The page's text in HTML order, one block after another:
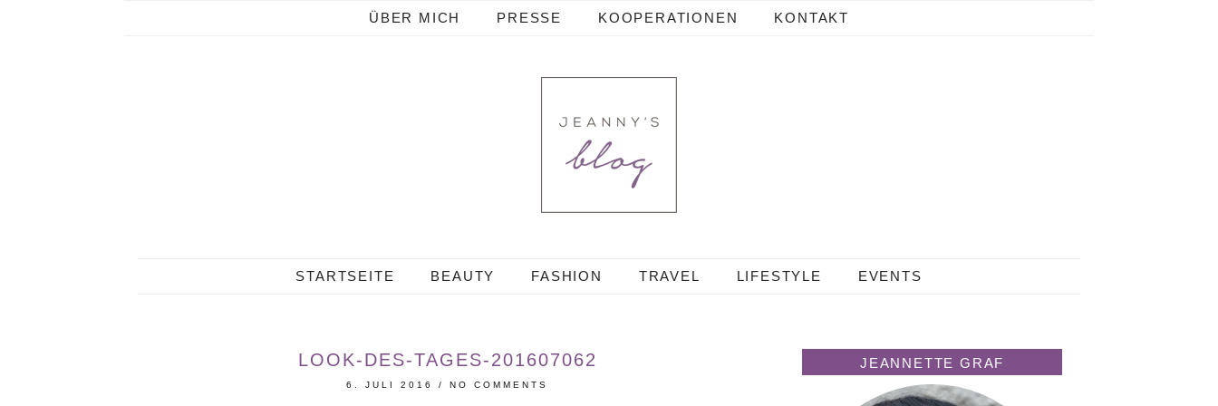
ÜBER MICH PRESSE KOOPERATIONEN KONTAKT
STARTSEITE BEAUTY FASHION TRAVEL LIFESTYLE EVENTS
LOOK-DES-TAGES-201607062
6. JULI 2016 /NO COMMENTS
JEANNETTE GRAF